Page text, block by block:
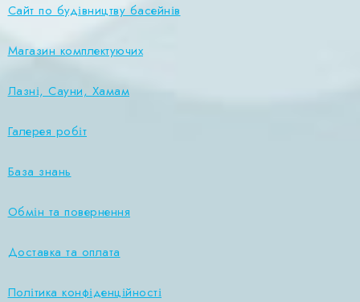
Сайт по будівництву басейнів
Магазин комплектуючих
Лазні, Сауни, Хамам
Галерея робіт
База знань
Обмін та повернення
Доставка та оплата
Політика конфіденційності